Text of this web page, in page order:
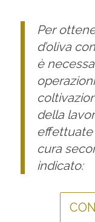
Per
d’oliva
è
della
cura
indicato: